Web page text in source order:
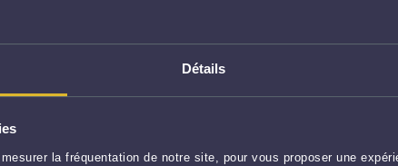
Détails
la fréquentation de notre site, pour vous proposer une
en Procédure d'appel, Procédure civile et Droit des
de conseil, comme les consultations
en passant par la prise en charge des
à Me AVERLANT, vous bénéficiez d'une écoute
dans le traitement de votre dossier.